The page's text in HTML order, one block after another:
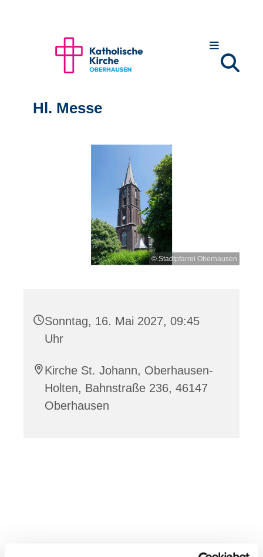
Hl. Messe
© Stadtpfarrei Oberhausen
Sonntag, 16. Mai 2027, 09:45
Uhr
Kirche St. Johann, Oberhausen-
Holten, Bahnstraße 236, 46147
Oberhausen